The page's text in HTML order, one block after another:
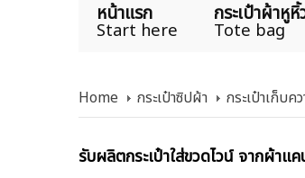
หน้าแรก
Start here
กระเป๋าผ้าหูหิ้
Tote bag
Home กระเป๋าซิปผ้า กระเป๋าเก็บค
รับผลิตกระเป๋าใส่ขวดไวน์ จากผ้าแ